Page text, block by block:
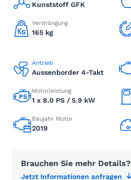
Kunststoff GFK
Verdrängung
165 kg
Antrieb
Aussenborder 4-Takt
Motorleistung
1 x 8.0 PS / 5.9 kW
Baujahr Motor
2019
Brauchen Sie mehr Details?
Jetzt Informationen anfragen